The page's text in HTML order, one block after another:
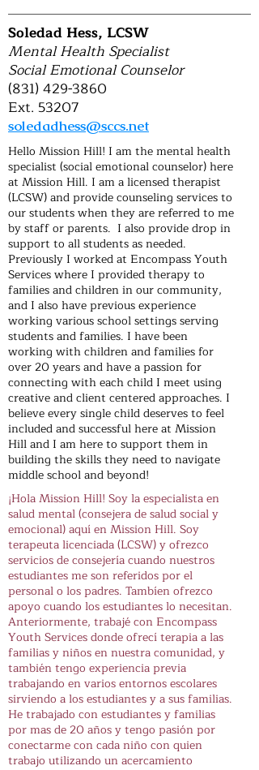
Soledad Hess, LCSW
Mental Health Specialist
Social Emotional Counselor
(831) 429-3860
Ext. 53207
soledadhess@sccs.net
Hello Mission Hill! I am the mental health
specialist (social emotional counselor) here
at Mission Hill. I am a licensed therapist
(LCSW) and provide counseling services to
our students when they are referred to me
by staff or parents. I also provide drop in
support to all students as needed.
Previously I worked at Encompass Youth
Services where I provided therapy to
families and children in our community,
and I also have previous experience
working various school settings serving
students and families. I have been
working with children and families for
over 20 years and have a passion for
connecting with each child I meet using
creative and client centered approaches. I
believe every single child deserves to feel
included and successful here at Mission
Hill and I am here to support them in
building the skills they need to navigate
middle school and beyond!
¡Hola Mission Hill! Soy la especialista en
salud mental (consejera de salud social y
emocional) aquí en Mission Hill. Soy
terapeuta licenciada (LCSW) y ofrezco
servicios de consejería cuando nuestros
estudiantes me son referidos por el
personal o los padres. Tambíen ofrezco
apoyo cuando los estudiantes lo necesitan.
Anteriormente, trabajé con Encompass
Youth Services donde ofrecí terapia a las
familias y niños en nuestra comunidad, y
también tengo experiencia previa
trabajando en varios entornos escolares
sirviendo a los estudiantes y a sus familias.
He trabajado con estudiantes y familias
por mas de 20 años y tengo pasión por
conectarme con cada niño con quien
trabajo utilizando un acercamiento